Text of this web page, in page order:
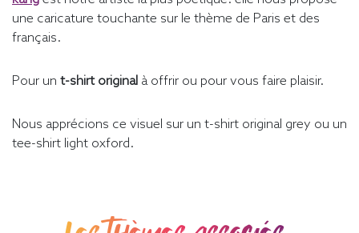
une caricature touchante sur le thème de Paris et des
français.
Pour un t-shirt original à offrir ou pour vous faire plaisir.
Nous apprécions ce visuel sur un t-shirt original grey ou un
tee-shirt light oxford.